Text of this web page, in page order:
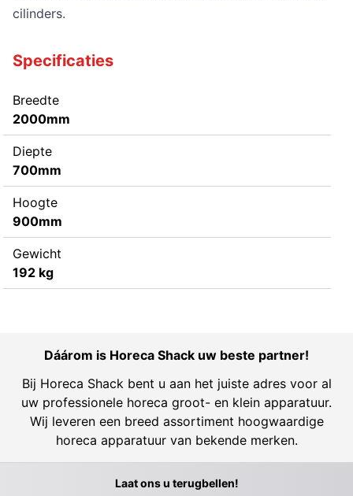
cilinders.
Specificaties
Breedte
2000mm
Diepte
700mm
Hoogte
900mm
Gewicht
192 kg
Dáárom is Horeca Shack uw beste partner!
Bij Horeca Shack bent u aan het juiste adres voor al
uw professionele horeca groot- en klein apparatuur.
Wij leveren een breed assortiment hoogwaardige
horeca apparatuur van bekende merken.
Laat ons u terugbellen!